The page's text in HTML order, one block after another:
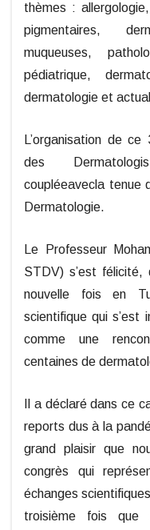
thèmes :
pigmentaires,
muqueuses,
pédiatrique,
dermatologie et
L’organisation de
des
coupléeavecla tenue
Dermatologie.
Le Professeur
STDV) s’est
nouvelle fois en
scientifique qui s’est
comme une
centaines de
Il a déclaré dans ce
reports dus à la
grand plaisir que
congrès qui
échanges
troisième fois que